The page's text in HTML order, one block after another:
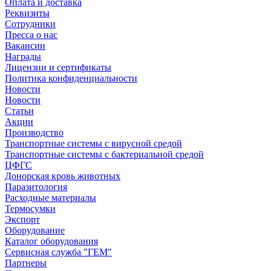
Оплата и доставка
Реквизиты
Сотрудники
Пресса о нас
Вакансии
Награды
Лицензии и сертификаты
Политика конфиденциальности
Новости
Новости
Статьи
Акции
Производство
Транспортные системы с вирусной средой
Транспортные системы с бактериальной средой
ЦФГС
Донорская кровь животных
Паразитология
Расходные материалы
Термосумки
Экспорт
Оборудование
Каталог оборудования
Сервисная служба "ГЕМ"
Партнеры